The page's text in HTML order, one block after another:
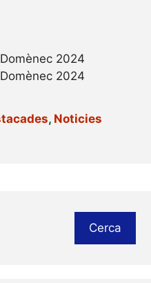
2024
2024
, Noticies
Cerca